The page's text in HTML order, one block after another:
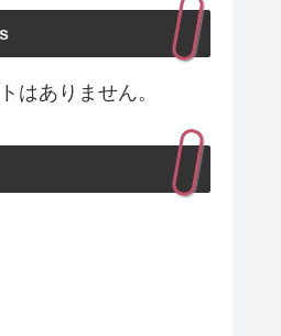
はありません。